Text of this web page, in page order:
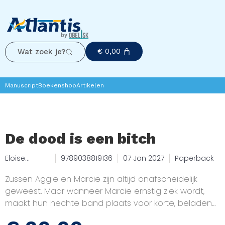
Wat zoek je? € 0,00
ManuscriptBoekenshopArtikelen
De dood is een bitch
Eloise
9789038819136 07 Jan 2027 Paperback
Zussen Aggie en Marcie zijn altijd onafscheidelijk
geweest. Maar wanneer Marcie ernstig ziek wordt,
maakt hun hechte band plaats voor korte, beladen